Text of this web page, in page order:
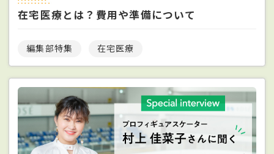
在宅医療とは？費用や準備について
編集部特集 在宅医療